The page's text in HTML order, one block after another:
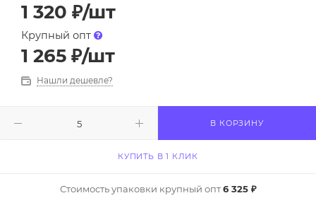
1 320 ₽/шт
Крупный опт
1 265 ₽/шт
Нашли дешевле?
В КОРЗИНУ
КУПИТЬ В 1 КЛИК
Стоимость упаковки крупный опт6 325 ₽